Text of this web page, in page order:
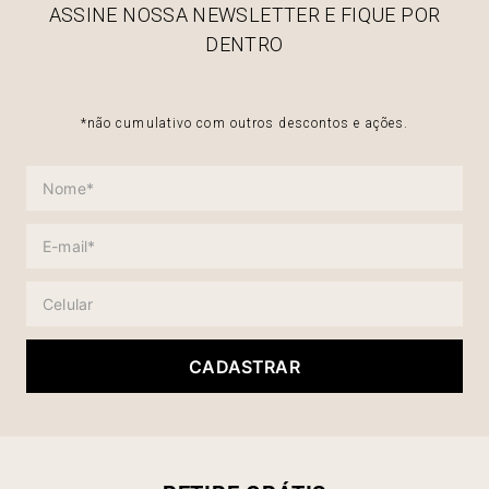
ASSINE NOSSA NEWSLETTER E FIQUE POR
DENTRO
*não cumulativo com outros descontos e ações.
CADASTRAR